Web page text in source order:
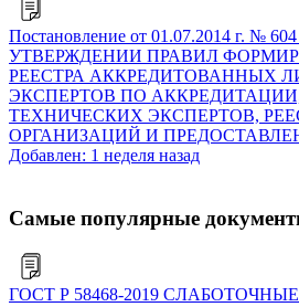
Постановление от 01.07.2014 г. №
УТВЕРЖДЕНИИ ПРАВИЛ
РЕЕСТРА АККРЕДИТОВАННЫХ
ЭКСПЕРТОВ ПО АККРЕДИТАЦИИ,
ТЕХНИЧЕСКИХ ЭКСПЕРТОВ,
ОРГАНИЗАЦИЙ И
Добавлен: 1 неделя назад
Самые популярные
ГОСТ Р 58468-2019